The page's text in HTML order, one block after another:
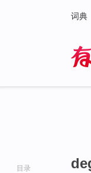
词典
目录